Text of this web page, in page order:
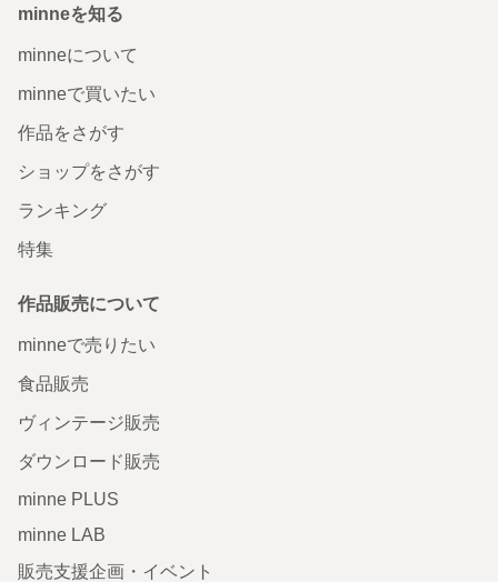
minneを知る
minneについて
minneで買いたい
作品をさがす
ショップをさがす
ランキング
特集
作品販売について
minneで売りたい
食品販売
ヴィンテージ販売
ダウンロード販売
minne PLUS
minne LAB
販売支援企画・イベント